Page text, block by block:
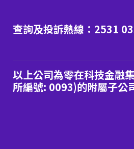
查詢及投訴熱線：2531
以上公司為零在科技金融
所編號: 0093)的附屬子公